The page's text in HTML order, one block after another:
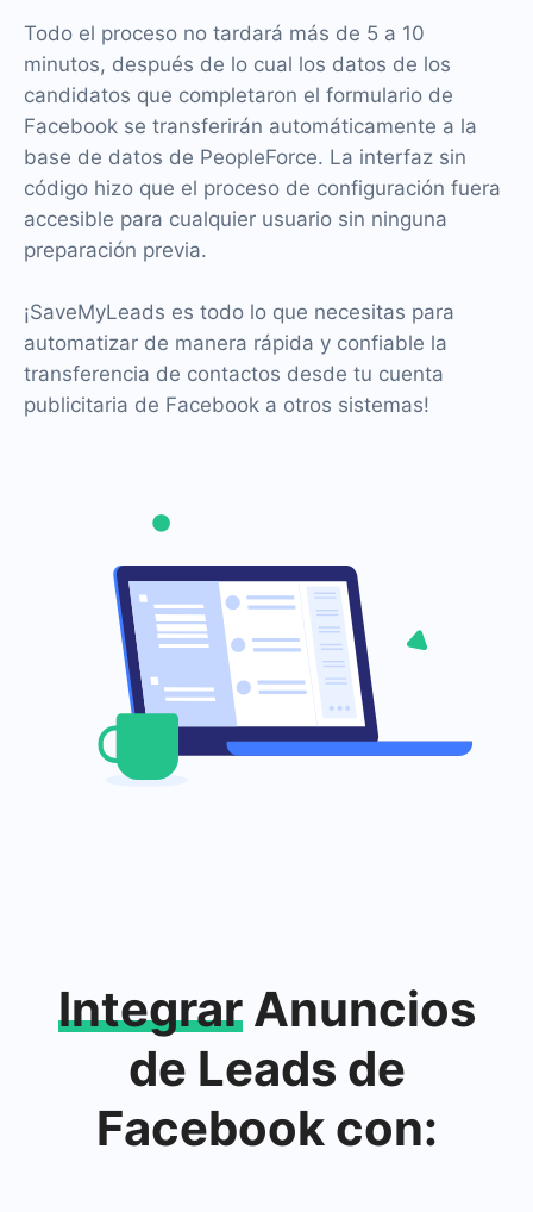
Todo el proceso no tardará más de 5 a 10
minutos, después de lo cual los datos de los
candidatos que completaron el formulario de
Facebook se transferirán automáticamente a la
base de datos de PeopleForce. La interfaz sin
código hizo que el proceso de configuración fuera
accesible para cualquier usuario sin ninguna
preparación previa.
¡SaveMyLeads es todo lo que necesitas para
automatizar de manera rápida y confiable la
transferencia de contactos desde tu cuenta
publicitaria de Facebook a otros sistemas!
IntegrarAnuncios
de Leads de
Facebook con: